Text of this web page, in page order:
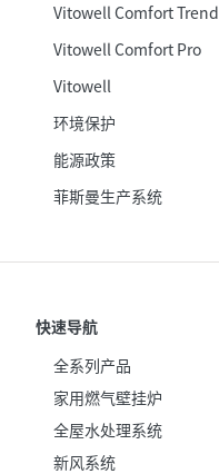
Vitowell Comfort Trend
Vitowell Comfort Pro
Vitowell
环境保护
能源政策
菲斯曼生产系统
快速导航
全系列产品
家用燃气壁挂炉
全屋水处理系统
新风系统